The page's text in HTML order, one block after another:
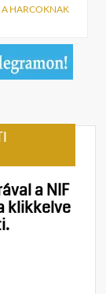
A HARCOKNAK
a NIF
klikkelve